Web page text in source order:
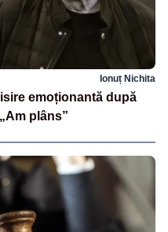
Ionuț Nichita
emoționantă după
plâns”